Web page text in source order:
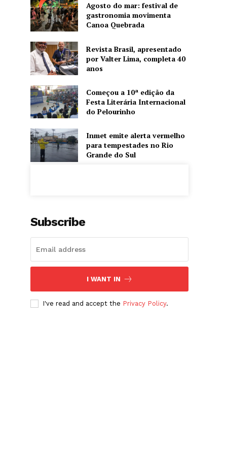
Agosto do mar: festival de
gastronomia movimenta
Canoa Quebrada
Revista Brasil, apresentado
por Valter Lima, completa 40
anos
Começou a 10ª edição da
Festa Literária Internacional
do Pelourinho
Inmet emite alerta vermelho
para tempestades no Rio
Grande do Sul
Subscribe
I WANT IN
I've read and accept the Privacy Policy.